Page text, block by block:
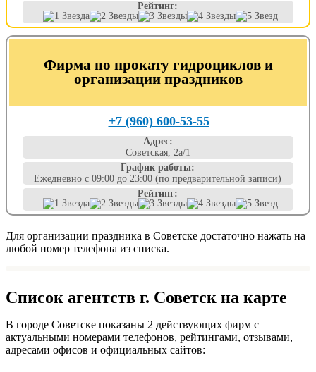
Рейтинг:
Фирма по прокату гидроциклов и
организации праздников
+7 (960) 600-53-55
Адрес:
Советская, 2а/1
График работы:
Ежедневно с 09:00 до 23:00 (по предварительной записи)
Рейтинг:
Для организации праздника в Советске достаточно нажать на
любой номер телефона из списка.
Список агентств г. Советск на карте
В городе Советске показаны 2 действующих фирм с
актуальными номерами телефонов, рейтингами, отзывами,
адресами офисов и официальных сайтов: